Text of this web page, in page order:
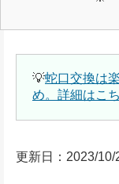
💡蛇口交換は
め。詳細はこ
更新日：2023/10/